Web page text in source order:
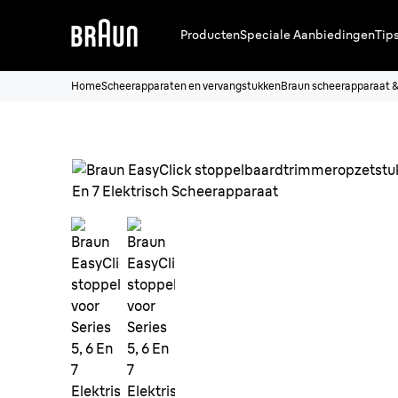
ProductenSpeciale Aanbiedingen
HomeScheerapparaten en vervangstukkenBraun scheerapparaat